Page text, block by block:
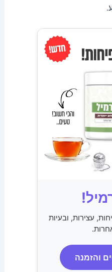
עצירות, ובעיות
והזמנה